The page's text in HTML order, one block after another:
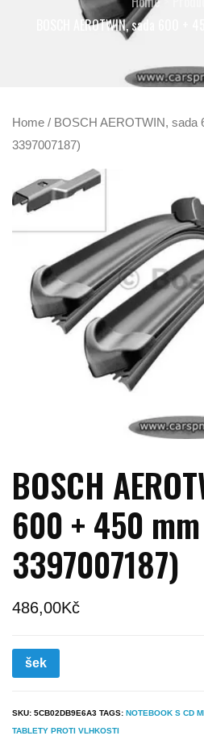
BOSCH AEROTWIN, sada 600 +
Home / BOSCH AEROTWIN, sada
3397007187)
BOSCH
600 + 450
3397007187)
486,00Kč
šek
SKU: 5CB02DB9E6A3 TAGS: NOTEBOOK S CD
TABLETY PROTI VLHKOSTI